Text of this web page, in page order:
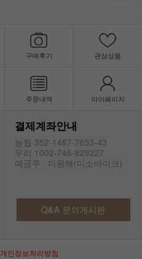
구매후기 관심상품
주문내역 마이페이지
결제계좌안내
농협 352-1487-7653-43
우리 1002-746-829227
예금주 : 이원해(미소바이크)
Q&A 문의게시판
개인정보처리방침